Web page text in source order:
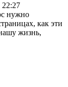
22:27
нужно
как эти
жизнь,